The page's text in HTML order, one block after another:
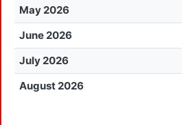
May 2026
June 2026
July 2026
August 2026